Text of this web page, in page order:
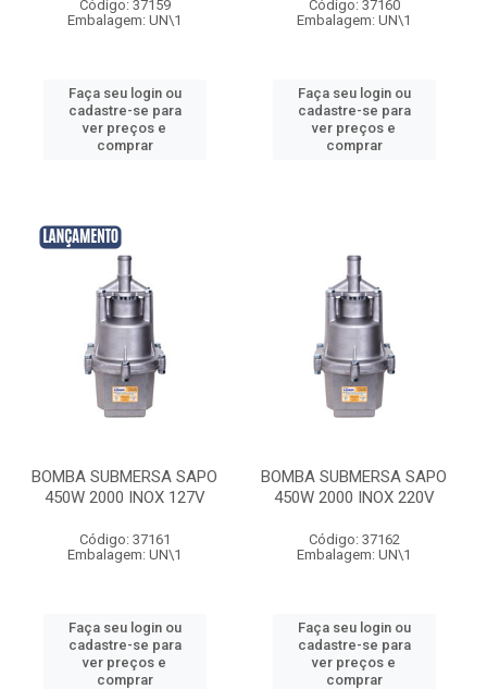
Código: 37159
Embalagem: UN\1
Faça seu login ou
cadastre-se para
ver preços e
comprar
Código: 37160
Embalagem: UN\1
Faça seu login ou
cadastre-se para
ver preços e
comprar
BOMBA SUBMERSA SAPO
450W 2000 INOX 127V
Código: 37161
Embalagem: UN\1
Faça seu login ou
cadastre-se para
ver preços e
comprar
BOMBA SUBMERSA SAPO
450W 2000 INOX 220V
Código: 37162
Embalagem: UN\1
Faça seu login ou
cadastre-se para
ver preços e
comprar